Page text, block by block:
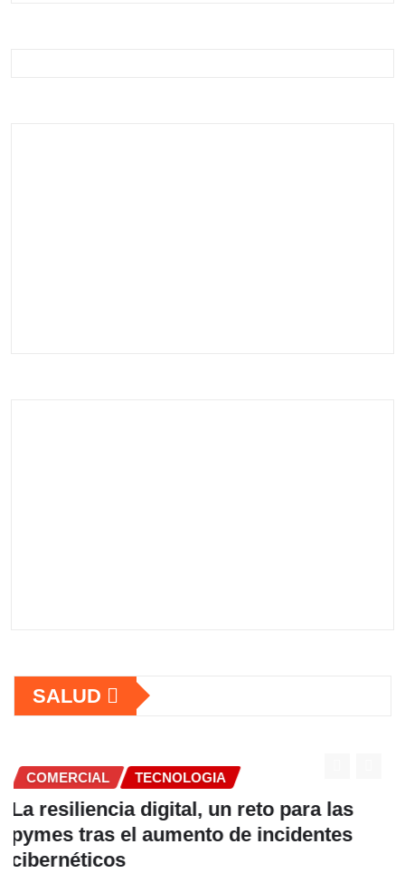
SALUD
COMERCIAL
Fundación Ficohsa fortalece la
alimentación escolar y promueve
hábitos saludables junto al Programa